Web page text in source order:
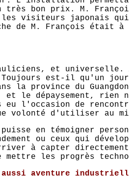
très bon prix. M.
visiteurs japonais qui
de M. François était à
et
Toujours est-il qu'un
la province du
le dépaysement, rien
l'occasion de
volonté d'utiliser
en témoigner
ou ceux qui
à capter
mettre les progrès
aussi aventure